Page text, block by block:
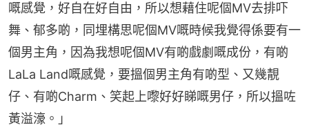
嘅感覺，好自在好自由，所以想藉住呢個MV去排吓
舞、郁多啲，同埋構思呢個MV嘅時候我覺得係要有一
個男主角，因為我想呢個MV有啲戲劇嘅成份，有啲
LaLa Land嘅感覺，要搵個男主角有啲型、又幾靚
仔、有啲Charm、笑起上嚟好好睇嘅男仔，所以搵咗
黃溢濠。」